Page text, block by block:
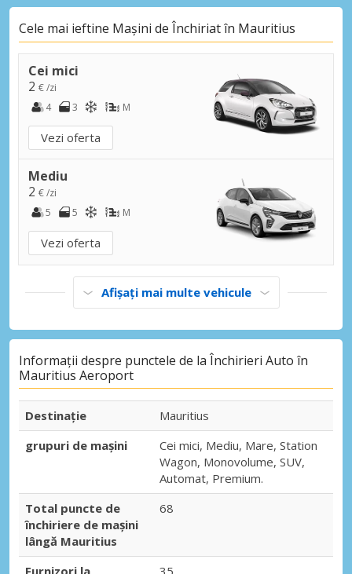
Cele mai ieftine Mașini de Închiriat în Mauritius
Cei mici
2 € /zi
4
3 M
Vezi oferta
Mediu
2 € /zi
5
5 M
Vezi oferta
Afișați mai multe vehicule
Informații despre punctele de la Închirieri Auto în
Mauritius Aeroport
Destinaţie
Mauritius
grupuri de mașini
Cei mici, Mediu, Mare, Station
Wagon, Monovolume, SUV,
Automat, Premium.
Total puncte de
închiriere de mașini
lângă Mauritius
68